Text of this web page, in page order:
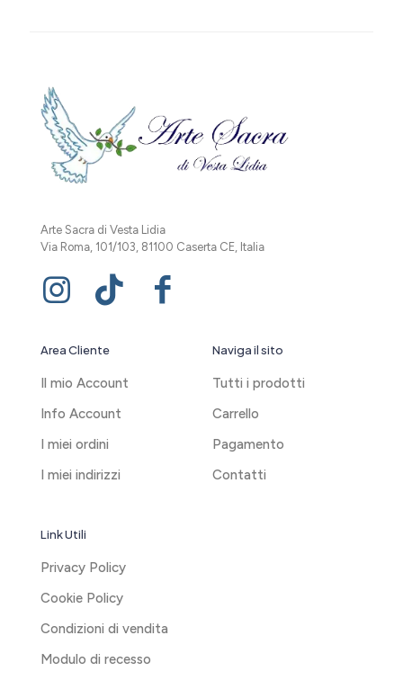
Arte Sacra di Vesta Lidia
Via Roma, 101/103, 81100 Caserta CE, Italia
Area Cliente
Il mio Account
Info Account
I miei ordini
I miei indirizzi
Naviga il sito
Tutti i prodotti
Carrello
Pagamento
Contatti
Link Utili
Privacy Policy
Cookie Policy
Condizioni di vendita
Modulo di recesso